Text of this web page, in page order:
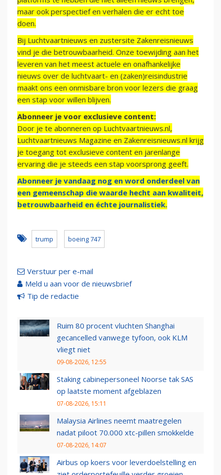
maar ook perspectief en verhalen die er echt toe
doen.
Bij Luchtvaartnieuws en zustersite Zakenreisnieuws
vind je die betrouwbaarheid. Onze toewijding aan het
leveren van het meest actuele en onafhankelijke
nieuws over de luchtvaart- en (zaken)reisindustrie
maakt ons een onmisbare bron voor lezers die graag
een stap voor willen blijven.
Abonneer je voor exclusieve content:
Door je te abonneren op Luchtvaartnieuws.nl,
Luchtvaartnieuws Magazine en Zakenreisnieuws.nl krijg
je toegang tot exclusieve content en jarenlange
ervaring die je steeds een stap voorsprong geeft.
Abonneer je vandaag nog en word onderdeel van
een gemeenschap die waarde hecht aan kwaliteit,
betrouwbaarheid en échte journalistiek.
trump boeing 747
Verstuur per e-mail
Meld u aan voor de nieuwsbrief
Tip de redactie
Ruim 80 procent vluchten Shanghai
gecancelled vanwege tyfoon, ook KLM
vliegt niet
09-08-2026, 12:55
Staking cabinepersoneel Noorse tak SAS
op laatste moment afgeblazen
07-08-2026, 15:11
Malaysia Airlines neemt maatregelen
nadat piloot 70.000 xtc-pillen smokkelde
07-08-2026, 14:07
Airbus op koers voor leverdoelstelling en